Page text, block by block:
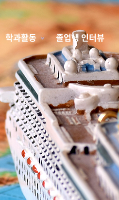
학과활동 졸업생 인터뷰